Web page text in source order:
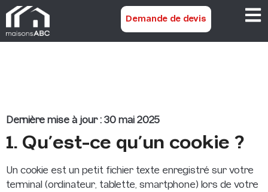
Demande de devis
Dernière mise à jour : 30 mai 2025
1. Qu’est-ce qu’un cookie ?
Un cookie est un petit fichier texte enregistré sur votre
terminal (ordinateur, tablette, smartphone) lors de votre